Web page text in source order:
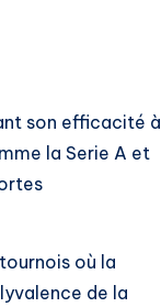
son efficacité à
la Serie A et
où la
de la